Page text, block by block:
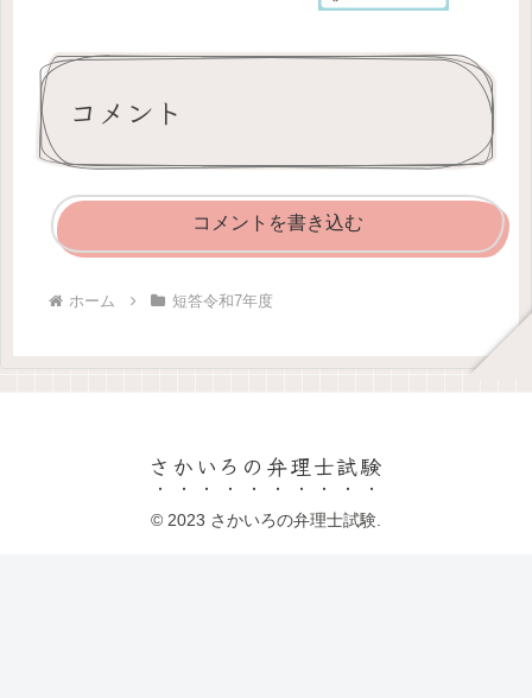
コメント
コメントを書き込む
ホーム 短答令和7年度
さかいろの弁理士試験
© 2023 さかいろの弁理士試験.